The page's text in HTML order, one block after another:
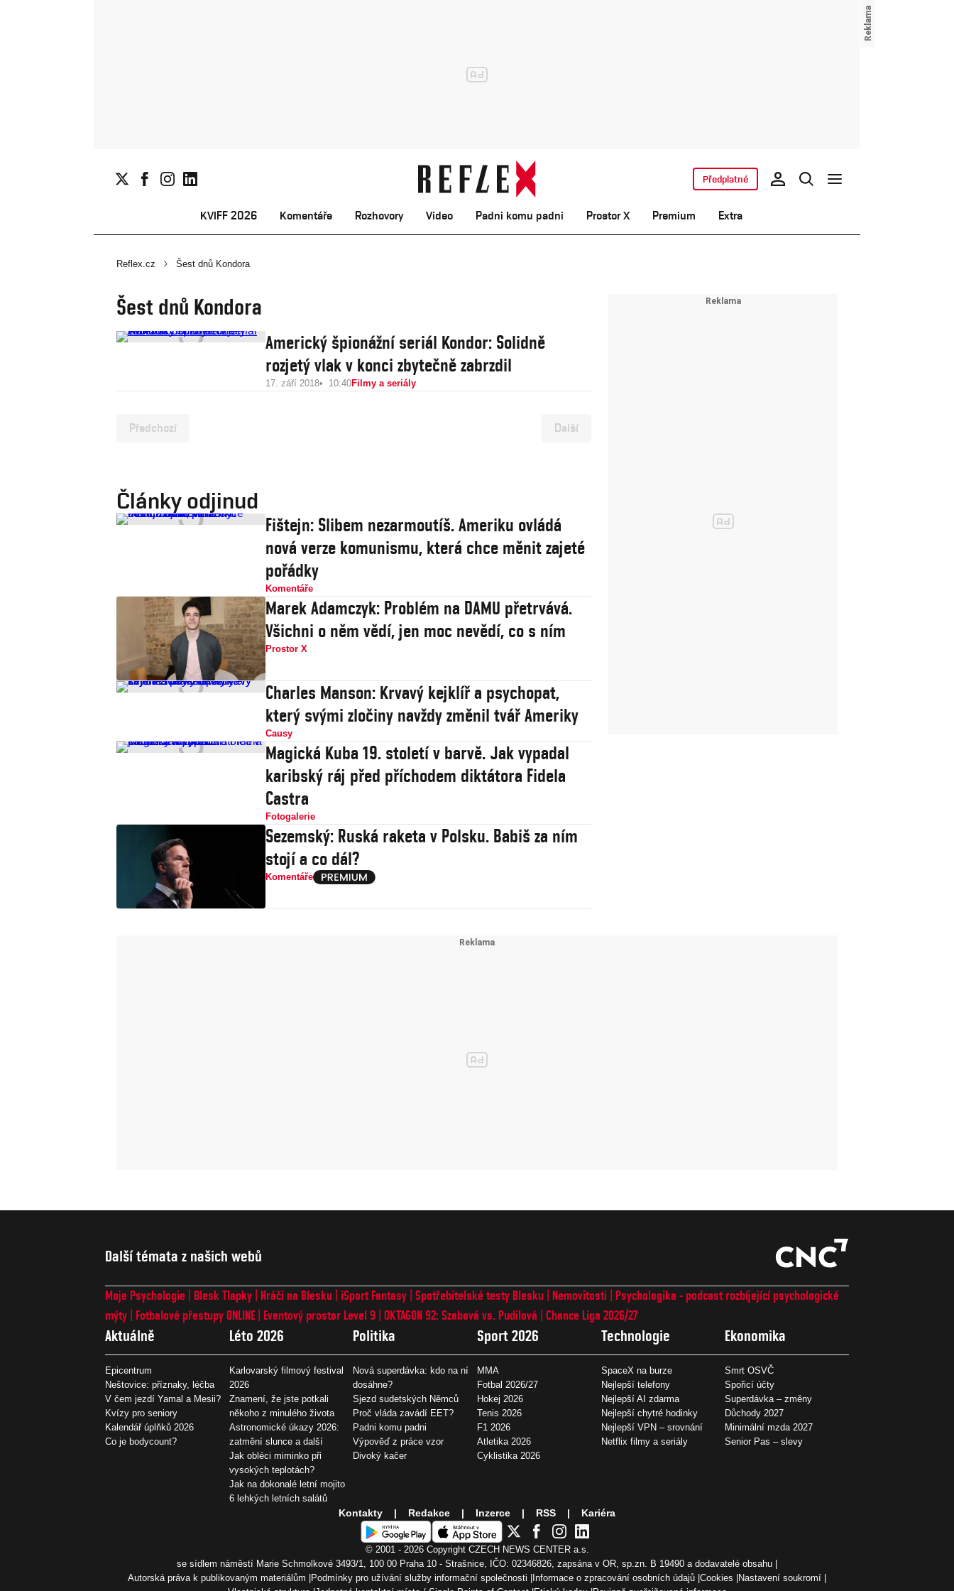
KVIFF 2026 Komentáře Rozhovory Video Padni komu padni Prostor X Premium Extra
Předplatné
Reflex.cz Šest dnů Kondora
Šest dnů Kondora
Americký špionážní seriál Kondor: Solidně
rozjetý vlak v konci zbytečně zabrzdil
17. září 2018 10:40Filmy a seriály
Předchozí Další
Články odjinud
Fištejn: Slibem nezarmoutíš. Ameriku ovládá
nová verze komunismu, která chce měnit zajeté
pořádky
Komentáře
Marek Adamczyk: Problém na DAMU přetrvává.
Všichni o něm vědí, jen moc nevědí, co s ním
Prostor X
Charles Manson: Krvavý kejklíř a psychopat,
který svými zločiny navždy změnil tvář Ameriky
Causy
Magická Kuba 19. století v barvě. Jak vypadal
karibský ráj před příchodem diktátora Fidela
Castra
Fotogalerie
Sezemský: Ruská raketa v Polsku. Babiš za ním
stojí a co dál?
Komentáře
Další témata z našich webů
Moje Psychologie Blesk Tlapky Hráči na Blesku iSport Fantasy Spotřebitelské testy Blesku Nemovitosti
Psychologika - podcast rozbíjející psychologické
mýty
Fotbalové přestupy ONLINE Eventový prostor Level 9 OKTAGON 92: Szabová vs. Pudilová Chance Liga 2026/27
Aktuálně
Epicentrum
Neštovice: příznaky, léčba
V čem jezdí Yamal a Mesii?
Kvízy pro seniory
Kalendář úplňků 2026
Co je bodycount?
Léto 2026
Karlovarský filmový festival
2026
Znamení, že jste potkali
někoho z minulého života
Astronomické úkazy 2026:
zatmění slunce a další
Jak obléci miminko při
vysokých teplotách?
Jak na dokonalé letní mojito
6 lehkých letních salátů
Politika
Nová superdávka: kdo na ní
dosáhne?
Sjezd sudetských Němců
Proč vláda zavádí EET?
Padni komu padni
Výpověď z práce vzor
Divoký kačer
Sport 2026
MMA
Fotbal 2026/27
Hokej 2026
Tenis 2026
F1 2026
Atletika 2026
Cyklistika 2026
Technologie
SpaceX na burze
Nejlepší telefony
Nejlepší AI zdarma
Nejlepší chytré hodinky
Nejlepší VPN – srovnání
Netflix filmy a seriály
Ekonomika
Smrt OSVČ
Spořicí účty
Superdávka – změny
Důchody 2027
Minimální mzda 2027
Senior Pas – slevy
Kontakty Redakce Inzerce RSS Kariéra
© 2001 - 2026 Copyright CZECH NEWS CENTER a.s.
se sídlem náměstí Marie Schmolkové 3493/1, 100 00 Praha 10 - Strašnice, IČO: 02346826, zapsána v OR, sp.zn. B 19490 a dodavatelé obsahu
Autorská práva k publikovaným materiálům
Podmínky pro užívání služby informační společnosti Informace o zpracování osobních údajů Cookies
Nastavení soukromí